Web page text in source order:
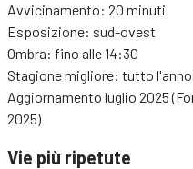
Avvicinamento: 20 minuti
Esposizione: sud-ovest
Ombra: fino alle 14:30
Stagione migliore: tutto l'anno
Aggiornamento luglio 2025
2025)
Vie più ripetute